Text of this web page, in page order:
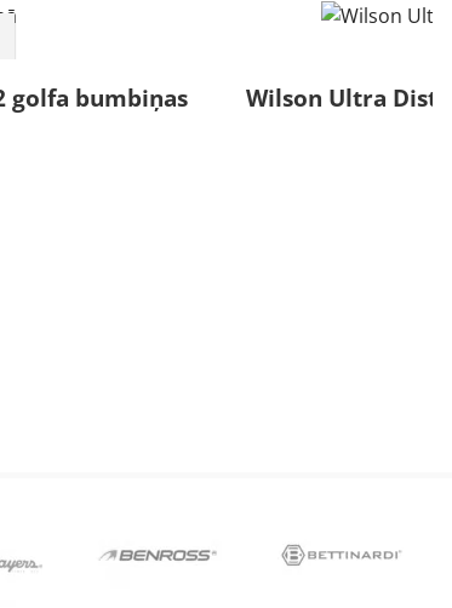
golfa bumbiņas Wilson Ultra